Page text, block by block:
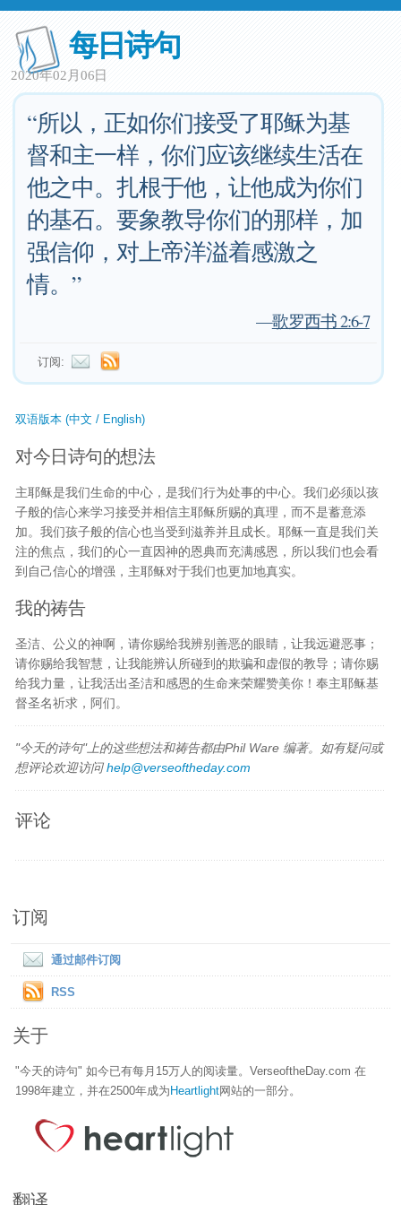
每日诗句
2020年02月06日
“所以，正如你们接受了耶稣为基
督和主一样，你们应该继续生活在
他之中。扎根于他，让他成为你们
的基石。要象教导你们的那样，加
强信仰，对上帝洋溢着感激之
情。”
—歌罗西书 2:6-7
订阅:
双语版本 (中文 / English)
对今日诗句的想法
主耶稣是我们生命的中心，是我们行为处事的中心。我们必须以孩
子般的信心来学习接受并相信主耶稣所赐的真理，而不是蓄意添
加。我们孩子般的信心也当受到滋养并且成长。耶稣一直是我们关
注的焦点，我们的心一直因神的恩典而充满感恩，所以我们也会看
到自己信心的增强，主耶稣对于我们也更加地真实。
我的祷告
圣洁、公义的神啊，请你赐给我辨别善恶的眼睛，让我远避恶事；
请你赐给我智慧，让我能辨认所碰到的欺骗和虚假的教导；请你赐
给我力量，让我活出圣洁和感恩的生命来荣耀赞美你！奉主耶稣基
督圣名祈求，阿们。
"今天的诗句"上的这些想法和祷告都由Phil Ware 编著。如有疑问或
想评论欢迎访问help@verseoftheday.com
评论
订阅
通过邮件订阅
RSS
关于
"今天的诗句" 如今已有每月15万人的阅读量。VerseoftheDay.com 在
1998年建立，并在2500年成为 Heartlight网站的一部分。
翻译